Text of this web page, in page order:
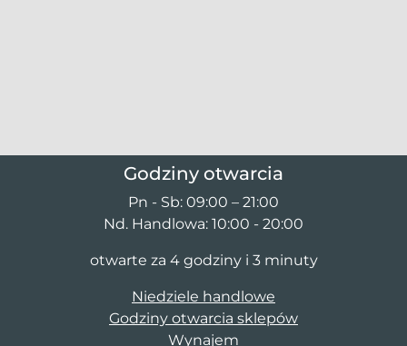
Godziny otwarcia
Pn - Sb: 09:00 – 21:00
Nd. Handlowa: 10:00 - 20:00
otwarte za 4 godziny i 3 minuty
Niedziele handlowe
Godziny otwarcia sklepów
Wynajem